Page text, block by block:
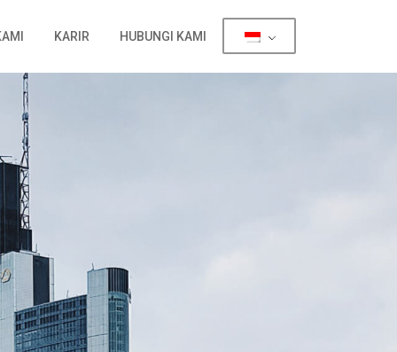
KARIR HUBUNGI KAMI